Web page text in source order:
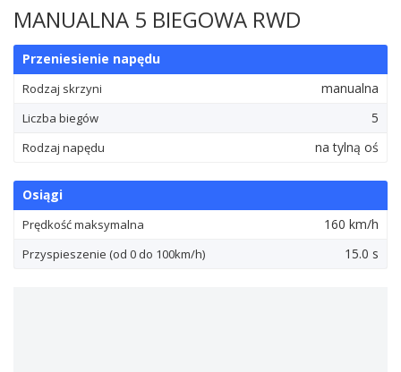
MANUALNA 5 BIEGOWA RWD
Przeniesienie napędu
Rodzaj skrzyni manualna
Liczba biegów 5
Rodzaj napędu na tylną oś
Osiągi
Prędkość maksymalna 160 km/h
Przyspieszenie (od 0 do 100km/h) 15.0 s